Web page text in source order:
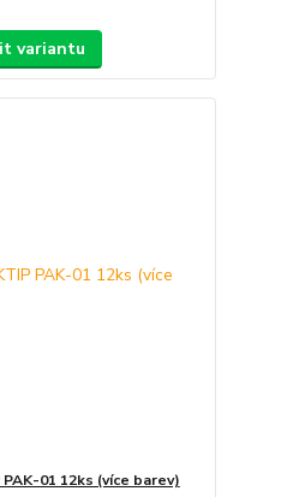
variantu
01 12ks (více barev)